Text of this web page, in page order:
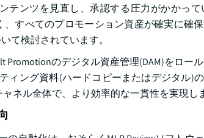
テンツを見直し、承認する圧力がかかっ
すべてのプロモーション資産が確実に確
て検討されています。
Promotionのデジタル資産管理(DAM)をロー
ィング資料(ハードコピーまたはデジタル)
ネル全体で、より効率的な一貫性を実現し